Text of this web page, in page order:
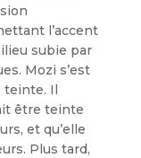
l’accent
subie par
Mozi s’est
teinte. Il
être teinte
et qu’elle
Plus tard,